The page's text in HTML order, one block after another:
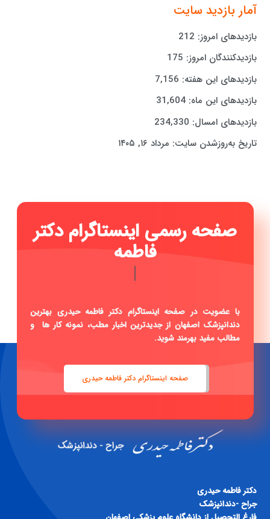
آمار بازدید سایت
بازدیدهای امروز: 212
بازدیدکنندگان امروز: 175
بازدیدهای این هفته: 7,156
بازدیدهای این ماه:31,604
بازدیدهای امسال: 234,330
تاریخ به‌روزشدن سایت: مرداد ۱۶, ۱۴۰۵
صفحه رسمی اینستاگر|
با عضویت در صفحه اینستاگرام دکتر فاطمه حیدری بهترین
دندانپزشک اصفهان از جدیدترین اخبار مطب، نمونه کار ها و
صفحه اینستاگرام دکتر فاطمه حیدری
دكتر فاطمه حيدری
داراي گواهينامه ی دوره ای پيشرفته ی اندو و ترميمی و زيبايی